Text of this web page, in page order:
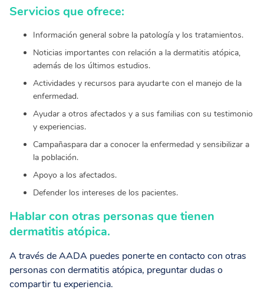
Servicios que ofrece:
Información general sobre la patología y los tratamientos.
Noticias importantes con relación a la dermatitis atópica,
además de los últimos estudios.
Actividades y recursos para ayudarte con el manejo de la
enfermedad.
Ayudar a otros afectados y a sus familias con su testimonio
y experiencias.
Campañaspara dar a conocer la enfermedad y sensibilizar a
la población.
Apoyo a los afectados.
Defender los intereses de los pacientes.
Hablar con otras personas que tienen
dermatitis atópica.
A través de AADA puedes ponerte en contacto con otras
personas con dermatitis atópica, preguntar dudas o
compartir tu experiencia.